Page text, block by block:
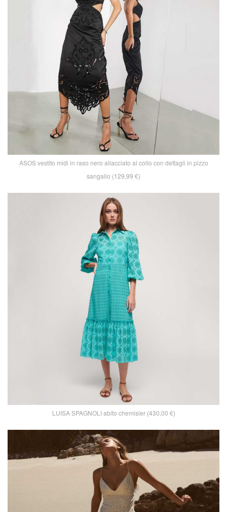
ASOS vestito midi in raso nero allacciato al collo con dettagli in pizzo
sangallo (129,99 €)
LUISA SPAGNOLI abito chemisier (430,00 €)